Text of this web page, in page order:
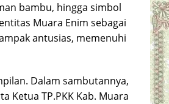
bambu, hingga simbol
Muara Enim sebagai
antusias, memenuhi
Dalam sambutannya,
Ketua TP.PKK Kab. Muara